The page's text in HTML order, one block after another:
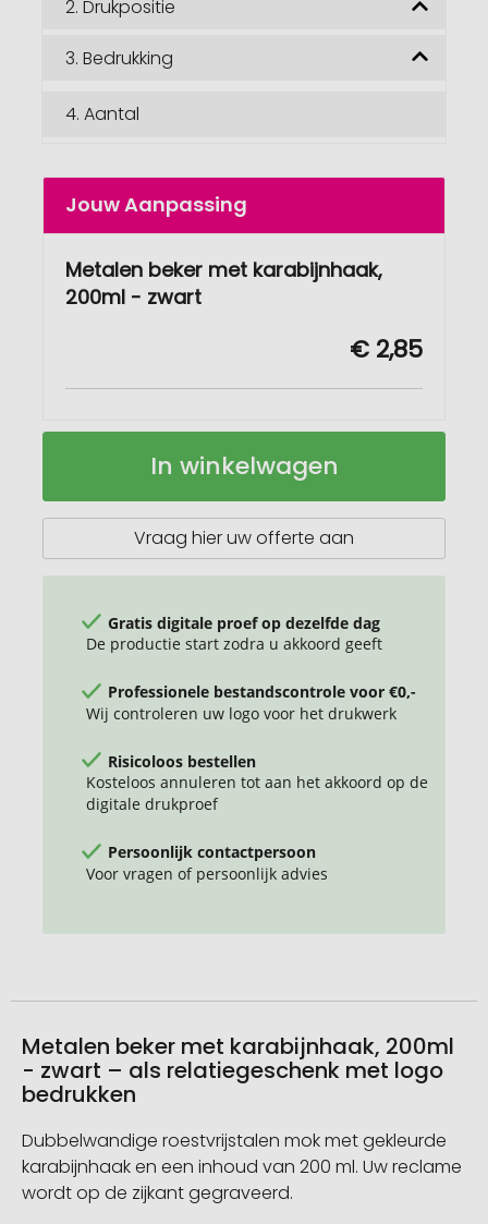
2. Drukpositie
3. Bedrukking
4. Aantal
Jouw Aanpassing
Metalen beker met karabijnhaak,
200ml - zwart
€ 2,85
Metalen
karabijnhaak,
Op
In winkelwagen
Vraag hier uw offerte aan
Gratis digitale proef op dezelfde dag
De productie start zodra u akkoord geeft
Professionele bestandscontrole voor €0,-
Wij controleren uw logo voor het drukwerk
Risicoloos bestellen
Kosteloos annuleren tot aan het akkoord op de
digitale drukproef
Persoonlijk contactpersoon
Voor vragen of persoonlijk advies
Metalen beker met karabijnhaak, 200ml
- zwart – als relatiegeschenk met logo
bedrukken
Dubbelwandige roestvrijstalen mok met gekleurde
karabijnhaak en een inhoud van 200 ml. Uw reclame
wordt op de zijkant gegraveerd.